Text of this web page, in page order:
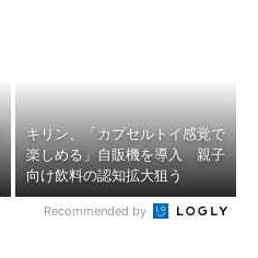
キリン、「カプセルトイ感覚で
楽しめる」自販機を導入 親子
向け飲料の認知拡大狙う
Recommended by